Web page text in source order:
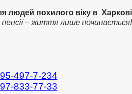
людей похилого віку в Харкові
– життя лише починається!
497-7-234
833-77-33